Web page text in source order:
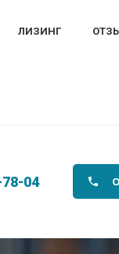
ЛИЗИНГ
04